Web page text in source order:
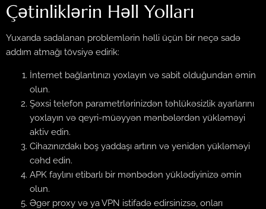
Çətinliklərin Həll Yolları
Yuxarıda sadalanan problemlərin həlli üçün bir neçə sadə
addım atmağı tövsiyə edirik:
İnternet bağlantınızı yoxlayın və sabit olduğundan əmin
olun.
Şəxsi telefon parametrlərinizdən təhlükəsizlik ayarlarını
yoxlayın və qeyri-müəyyən mənbələrdən yükləməyi
aktiv edin.
Cihazınızdakı boş yaddaşı artırın və yenidən yükləməyi
cəhd edin.
APK faylını etibarlı bir mənbədən yüklədiyinizə əmin
olun.
Əgər proxy və ya VPN istifadə edirsinizsə, onları